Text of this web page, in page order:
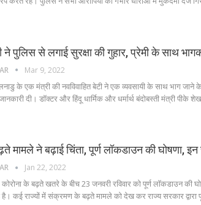
ने पुलिस से लगाई सुरक्षा की गुहार, प्रेमी के साथ
Mar 9, 2022
के एक मंत्री की नवविवाहित बेटी ने एक व्यवसायी के साथ भाग
दी। डॉक्टर और हिंदू धार्मिक और धर्मार्थ बंदोबस्ती मंत्री पीके
मामले ने बढ़ाई चिंता, पूर्ण लॉकडाउन की घोषणा,
Jan 22, 2022
के बढ़ते खतरे के बीच 23 जनवरी रविवार को पूर्ण लॉकडाउन की
है। कई राज्यों में संक्रमण के बढ़ते मामले को देख कर राज्य सरकार द्वारा